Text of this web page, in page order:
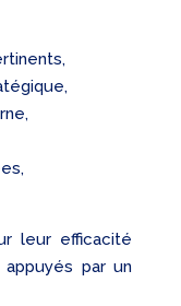
leur efficacité
par un